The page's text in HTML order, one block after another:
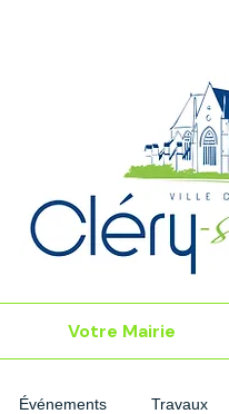
Votre Mairie
Événements Travaux